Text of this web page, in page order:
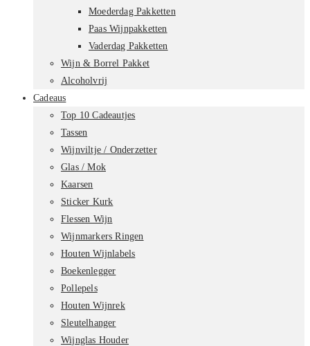
Moederdag Pakketten
Paas Wijnpakketten
Vaderdag Pakketten
Wijn & Borrel Pakket
Alcoholvrij
Cadeaus
Top 10 Cadeautjes
Tassen
Wijnviltje / Onderzetter
Glas / Mok
Kaarsen
Sticker Kurk
Flessen Wijn
Wijnmarkers Ringen
Houten Wijnlabels
Boekenlegger
Pollepels
Houten Wijnrek
Sleutelhanger
Wijnglas Houder